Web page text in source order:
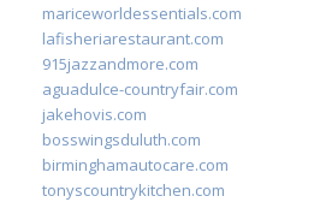
mariceworldessentials.com
lafisheriarestaurant.com
915jazzandmore.com
aguadulce-countryfair.com
jakehovis.com
bosswingsduluth.com
birminghamautocare.com
tonyscountrykitchen.com